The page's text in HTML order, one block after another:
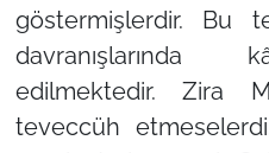
göstermişlerdir. Bu
davranışlarında
edilmektedir. Zira
teveccüh